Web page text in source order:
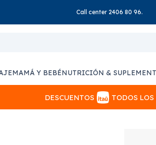
Call center 2406 80 96.
MAMÁ Y BEBÉNUTRICIÓN &
DESCUENTOS TODOS